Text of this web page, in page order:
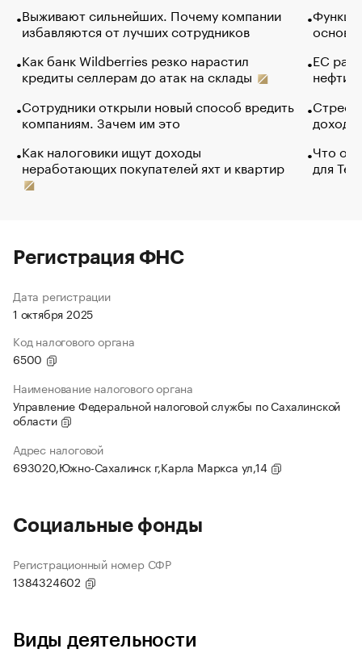
Выживают сильнейших. Почему компании
избавляются от лучших сотрудников
Как банк Wildberries резко нарастил
кредиты селлерам до атак на склады
Сотрудники открыли новый способ вредить
компаниям. Зачем им это
Как налоговики ищут доходы
неработающих покупателей яхт и квартир
основ
ЕС
нефти
Что
для
Регистрация ФНС
Дата регистрации
1 октября 2025
Код налогового органа
6500
Наименование налогового органа
Управление Федеральной налоговой службы по Сахалинской
области
Адрес налоговой
693020,Южно-Сахалинск г,Карла Маркса ул,14
Социальные фонды
Регистрационный номер СФР
1384324602
Виды деятельности